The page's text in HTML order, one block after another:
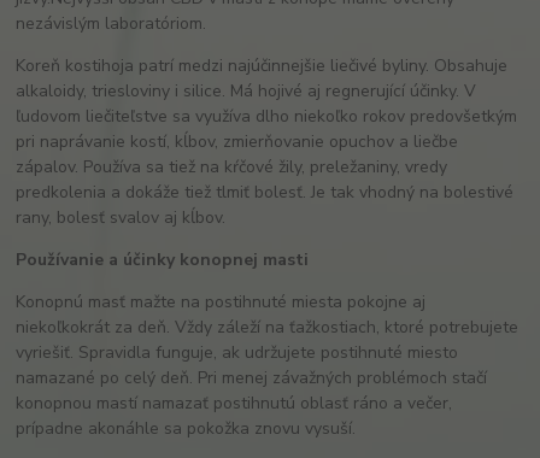
nezávislým laboratóriom.
Koreň kostihoja patrí medzi najúčinnejšie liečivé byliny. Obsahuje
alkaloidy, triesloviny i silice. Má hojivé aj regnerující účinky. V
ľudovom liečiteľstve sa využíva dlho niekoľko rokov predovšetkým
pri naprávanie kostí, kĺbov, zmierňovanie opuchov a liečbe
zápalov. Používa sa tiež na kŕčové žily, preležaniny, vredy
predkolenia a dokáže tiež tlmiť bolesť. Je tak vhodný na bolestivé
rany, bolesť svalov aj kĺbov.
Používanie a účinky konopnej masti
Konopnú masť mažte na postihnuté miesta pokojne aj
niekoľkokrát za deň. Vždy záleží na ťažkostiach, ktoré potrebujete
vyriešiť. Spravidla funguje, ak udržujete postihnuté miesto
namazané po celý deň. Pri menej závažných problémoch stačí
konopnou mastí namazať postihnutú oblasť ráno a večer,
prípadne akonáhle sa pokožka znovu vysuší.